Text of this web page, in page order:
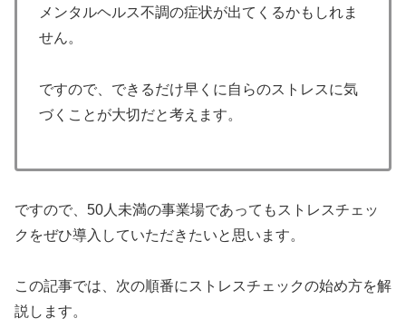
メンタルヘルス不調の症状が出てくるかもしれま
せん。
ですので、できるだけ早くに自らのストレスに気
づくことが大切だと考えます。
ですので、50人未満の事業場であってもストレスチェッ
クをぜひ導入していただきたいと思います。
この記事では、次の順番にストレスチェックの始め方を解
説します。